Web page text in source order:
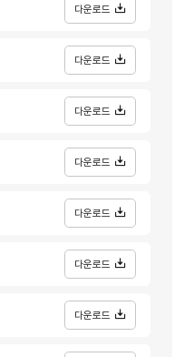
다운로드
다운로드
다운로드
다운로드
다운로드
다운로드
다운로드